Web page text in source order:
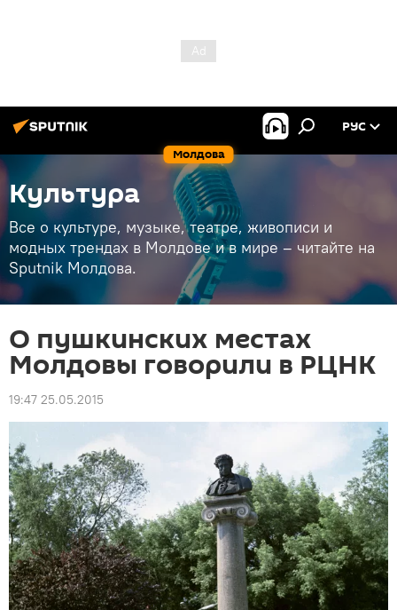
Молдова
РУС
Культура
Все о культуре, музыке, театре, живописи и
модных трендах в Молдове и в мире – читайте на
Sputnik Молдова.
О пушкинских местах
Молдовы говорили в РЦНК
19:47 25.05.2015